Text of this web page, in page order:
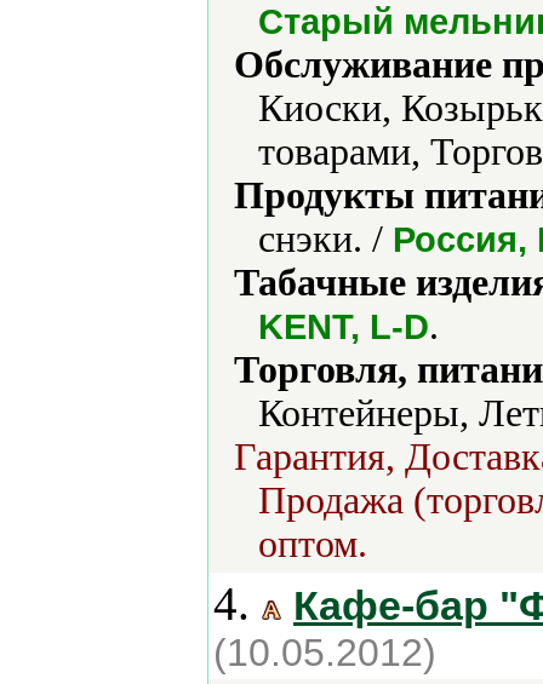
Старый
Обслуживание
Киоски,
товарами,
Продукты
снэки. / Россия,
Табачные
KENT, L-D.
Торговля,
Контейнеры,
Гарантия,
Продажа
оптом.
4. Кафе-бар
(10.05.2012)